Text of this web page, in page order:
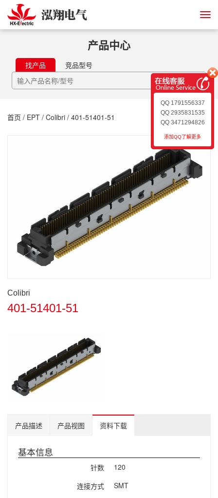
QQ 1791556337
QQ 2935831535
QQ 3471294826
添加QQ了解更多
产品中心
找产品 竞品型号
首页 / EPT / Colibri / 401-51401-51
Colibri
401-51401-51
产品描述 产品视图 资料下载
基本信息
针数
120
连接方式
SMT